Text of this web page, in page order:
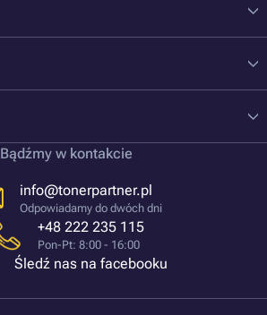
Bądźmy w kontakcie
info@tonerpartner.pl
Odpowiadamy do dwóch dni
+48 222 235 115
Pon-Pt: 8:00 - 16:00
Śledź nas na facebooku